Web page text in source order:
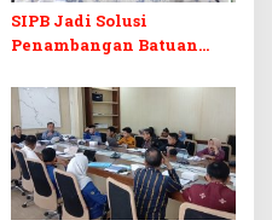
SIPB Jadi Solusi
Penambangan Batuan
di Sultra